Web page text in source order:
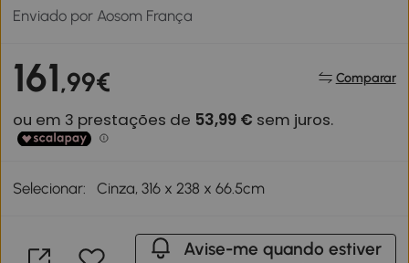
Enviado por Aosom França
161,99€ Comparar
Selecionar: Cinza, 316 x 238 x 66.5cm
Avise-me quando estiver